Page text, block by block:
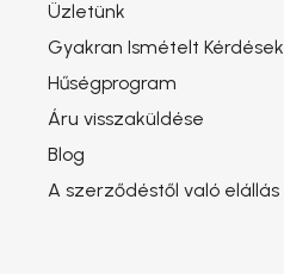
Üzletünk
Gyakran Ismételt Kérdések
Hűségprogram
Áru visszaküldése
Blog
A szerződéstől való elállás